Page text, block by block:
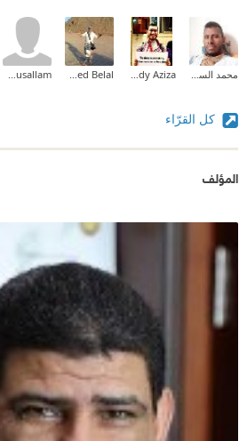
كل القرّاء
المؤلف